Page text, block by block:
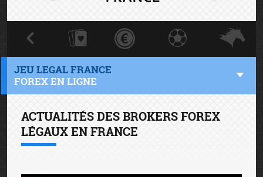
JEU LEGAL FRANCE
FOREX EN LIGNE
ACTUALITÉS DES BROKERS FOREX
LÉGAUX EN FRANCE